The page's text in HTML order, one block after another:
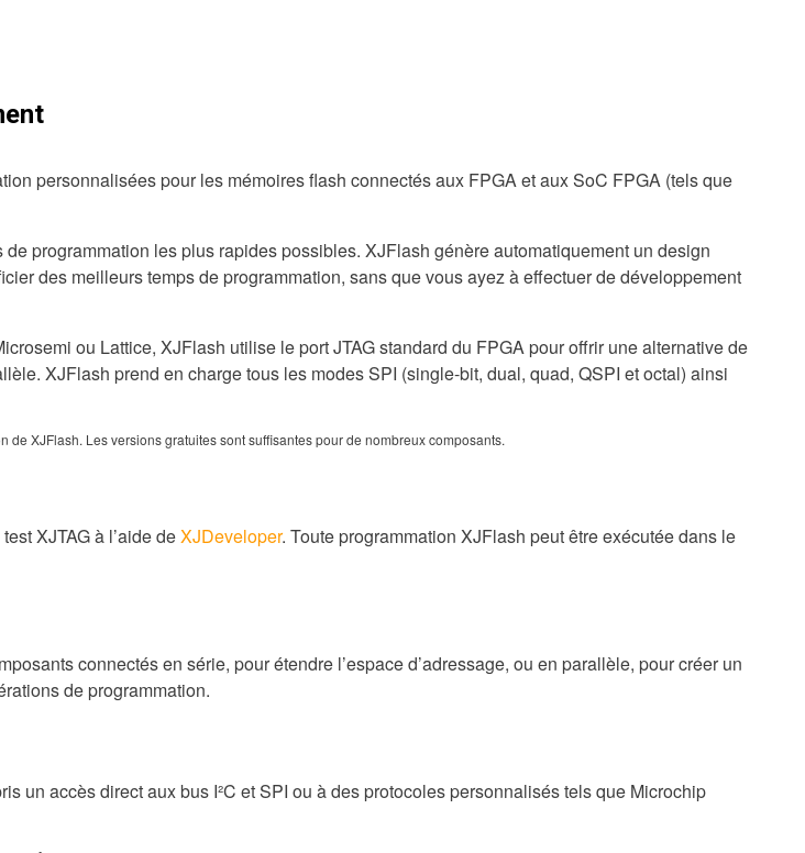
personnalisées pour les mémoires flash connectés aux FPGA et aux SoC FPGA (tels que
programmation les plus rapides possibles. XJFlash génère automatiquement un design
des meilleurs temps de programmation, sans que vous ayez à effectuer de développement
ou Lattice, XJFlash utilise le port JTAG standard du FPGA pour offrir une alternative de
XJFlash prend en charge tous les modes SPI (single-bit, dual, quad, QSPI et octal) ainsi
XJFlash. Les versions gratuites sont suffisantes pour de nombreux composants.
XJTAG à l’aide deXJDeveloper. Toute programmation XJFlash peut être exécutée dans le
connectés en série, pour étendre l’espace d’adressage, ou en parallèle, pour créer un
de programmation.
un accès direct aux bus I²C et SPI ou à des protocoles personnalisés tels que Microchip